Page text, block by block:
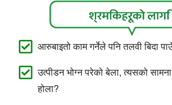
आरुबाइतो काम गर्नेले पनि तलवी बिदा
उत्पीडन भोग्न परेको बेला, त्यसको
होला?